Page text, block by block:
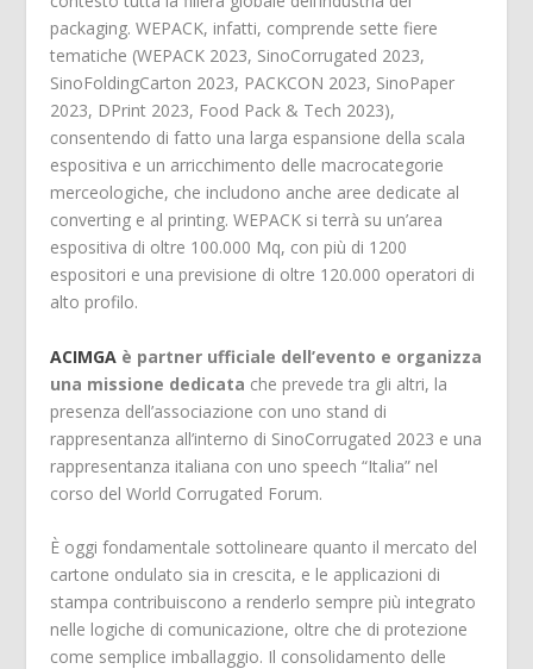
packaging. WEPACK, infatti, comprende sette fiere
tematiche (WEPACK 2023, SinoCorrugated 2023,
SinoFoldingCarton 2023, PACKCON 2023, SinoPaper
2023, DPrint 2023, Food Pack & Tech 2023),
consentendo di fatto una larga espansione della scala
espositiva e un arricchimento delle macrocategorie
merceologiche, che includono anche aree dedicate al
converting e al printing. WEPACK si terrà su un’area
espositiva di oltre 100.000 Mq, con più di 1200
espositori e una previsione di oltre 120.000 operatori di
alto profilo.
ACIMGA è partner ufficiale dell’evento e organizza
una missione dedicata che prevede tra gli altri, la
presenza dell’associazione con uno stand di
rappresentanza all’interno di SinoCorrugated 2023 e una
rappresentanza italiana con uno speech “Italia” nel
corso del World Corrugated Forum.
È oggi fondamentale sottolineare quanto il mercato del
cartone ondulato sia in crescita, e le applicazioni di
stampa contribuiscono a renderlo sempre più integrato
nelle logiche di comunicazione, oltre che di protezione
come semplice imballaggio. Il consolidamento delle